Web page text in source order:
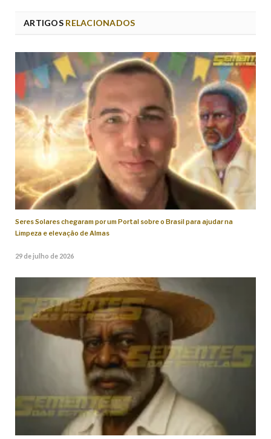
ARTIGOSRELACIONADOS
Seres Solares chegaram por um Portal sobre o Brasil para ajudar na
Limpeza e elevação de Almas
29 de julho de 2026